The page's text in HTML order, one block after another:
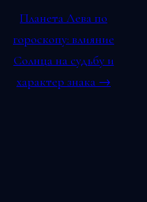
Планета Лева по
гороскопу: влияние
Солнца на судьбу и
характер знака →